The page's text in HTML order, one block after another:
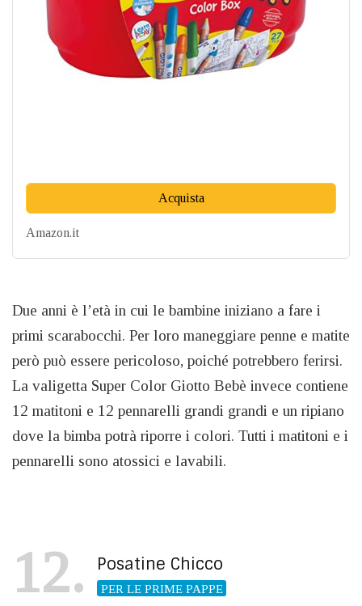
Acquista
Amazon.it
Due anni è l’età in cui le bambine iniziano a fare i
primi scarabocchi. Per loro maneggiare penne e matite
però può essere pericoloso, poiché potrebbero ferirsi.
La valigetta Super Color Giotto Bebè invece contiene
12 matitoni e 12 pennarelli grandi grandi e un ripiano
dove la bimba potrà riporre i colori. Tutti i matitoni e i
pennarelli sono atossici e lavabili.
12 Posatine Chicco
PER LE PRIME PAPPE